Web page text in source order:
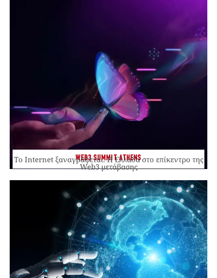
WEB3 SUMMIT ATHENS
Το Internet ξαναγράφεται. Η Ελλάδα στο επίκεντρο της
Web3 μετάβασης